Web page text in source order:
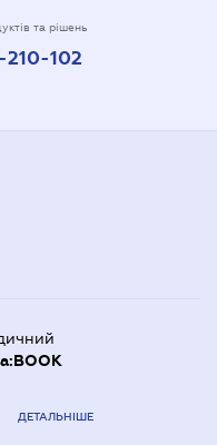
та рішень
102
ДЕТАЛЬНІШЕ